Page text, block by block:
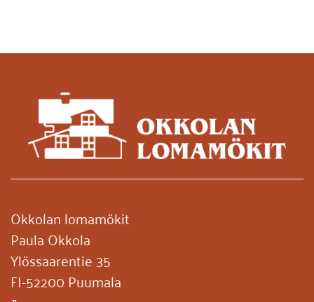
Okkolan lomamökit
Paula Okkola
Ylössaarentie 35
FI-52200 Puumala